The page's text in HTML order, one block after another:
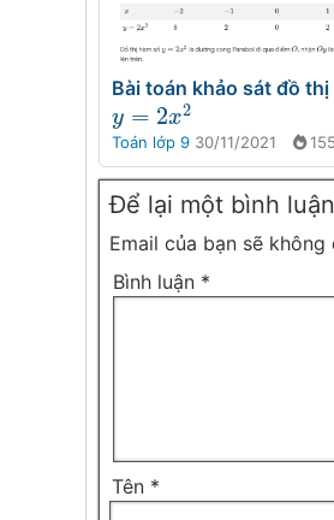
Bài toán khảo sát đồ thị
y = 2x2
y=2x2
Toán lớp 9 30/11/2021
Để lại một bình luận
Email của bạn sẽ
Bình luận *
Tên *